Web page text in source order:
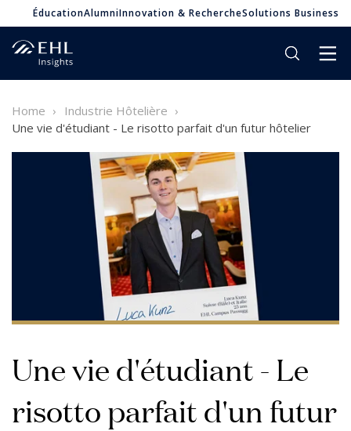
ÉducationAlumniInnovation & RechercheSolutions Business
Home
Industrie Hôtelière
Une vie d'étudiant - Le risotto parfait d'un futur hôtelier
Une vie d'étudiant - Le
risotto parfait d'un futur